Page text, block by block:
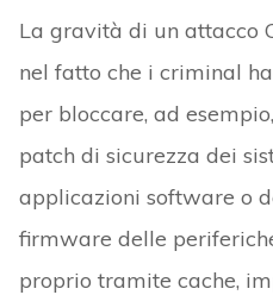
La gravità di un attacco
nel fatto che i criminal
per bloccare, ad
patch di sicurezza dei
applicazioni software o
firmware delle
proprio tramite cache,